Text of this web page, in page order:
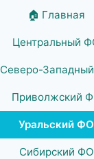
🏠 Главная
Центральный
Северо-
Приволжский
Уральский ФО
Сибирский ФО